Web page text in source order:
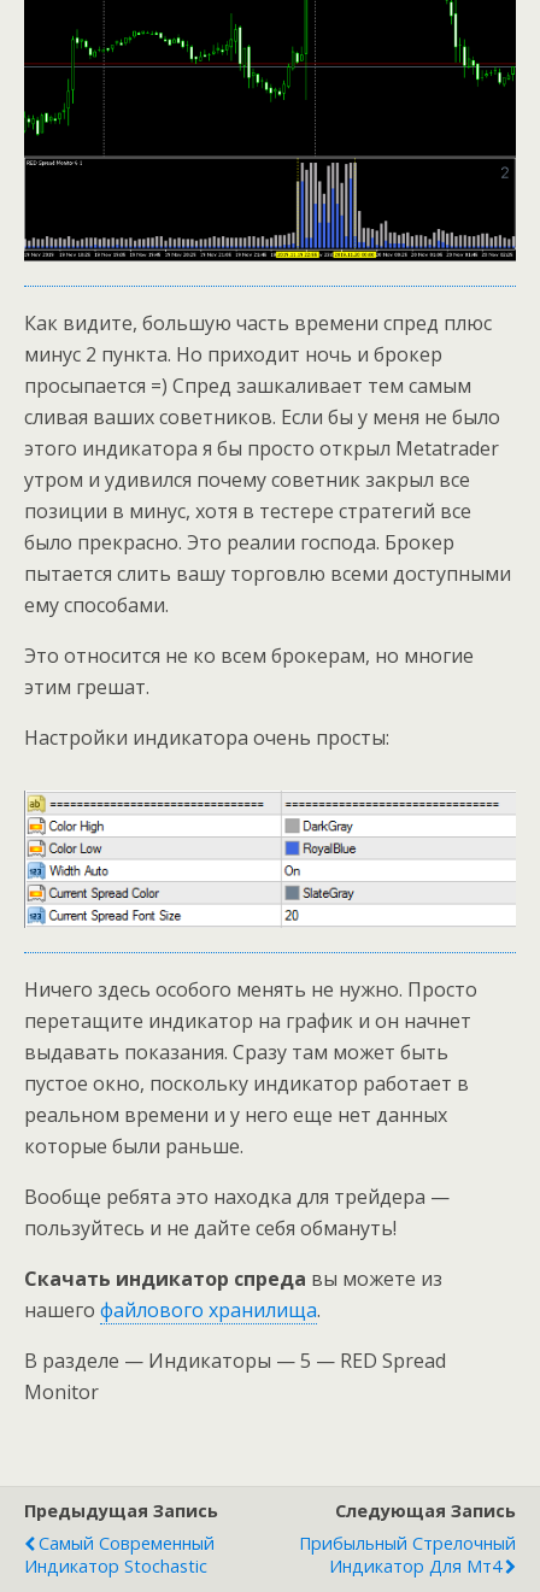
Как видите, большую часть времени спред плюс
минус 2 пункта. Но приходит ночь и брокер
просыпается =) Спред зашкаливает тем самым
сливая ваших советников. Если бы у меня не было
этого индикатора я бы просто открыл Metatrader
утром и удивился почему советник закрыл все
позиции в минус, хотя в тестере стратегий все
было прекрасно. Это реалии господа. Брокер
пытается слить вашу торговлю всеми доступными
ему способами.
Это относится не ко всем брокерам, но многие
этим грешат.
Настройки индикатора очень просты:
Ничего здесь особого менять не нужно. Просто
перетащите индикатор на график и он начнет
выдавать показания. Сразу там может быть
пустое окно, поскольку индикатор работает в
реальном времени и у него еще нет данных
которые были раньше.
Вообще ребята это находка для трейдера —
пользуйтесь и не дайте себя обмануть!
Скачать индикатор спреда вы можете из
нашего файлового хранилища.
В разделе — Индикаторы — 5 — RED Spread
Monitor
Предыдущая Запись
Самый Современный
Индикатор Stochastic
Следующая Запись
Прибыльный Стрелочный
Индикатор Для Мт4